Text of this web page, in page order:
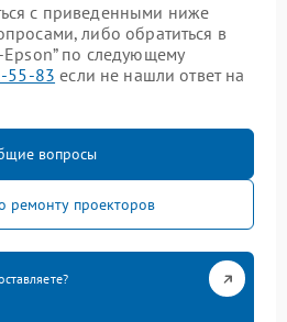
с приведенными ниже
либо обратиться в
по следующему
55-83 если не нашли ответ на
вопросы
ремонту проекторов